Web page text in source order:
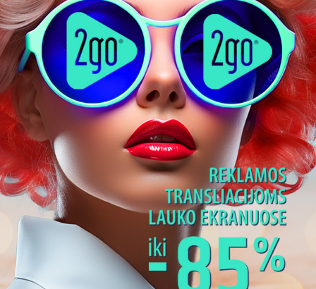
Narva Kuresarė Viljandis
Rakverė Hapsalu